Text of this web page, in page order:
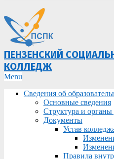
ПЕНЗЕНСКИЙ
КОЛЛЕДЖ
Primary
Menu
Menu
Сведения об
Основные сведения
Структура и органы
Документы
Устав
Правила